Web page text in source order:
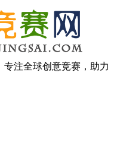
专注全球创意竞赛，助力